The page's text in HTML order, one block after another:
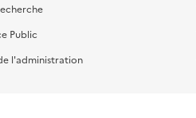
Public
l'administration